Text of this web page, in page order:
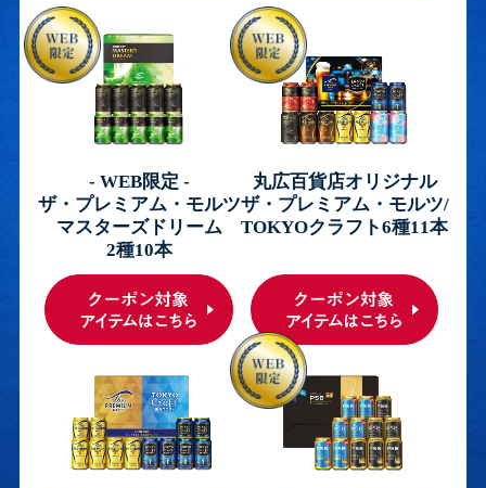
- WEB限定 -
ザ・プレミアム・モルツ
マスターズドリーム
2種10本
丸広百貨店オリジナル
ザ・プレミアム・モルツ/
TOKYOクラフト6種11本